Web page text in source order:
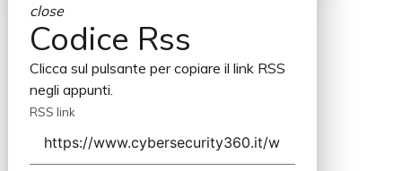
close
Codice Rss
Clicca sul pulsante per copiare il link RSS
negli appunti.
RSS link